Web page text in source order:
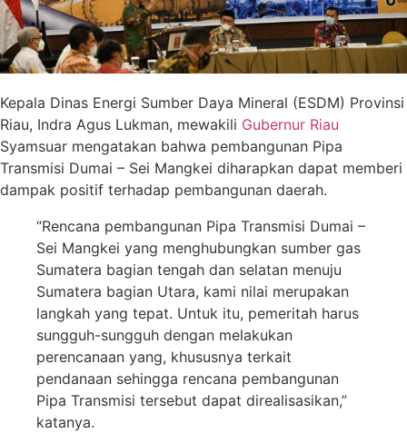
Kepala Dinas Energi Sumber Daya Mineral (ESDM) Provinsi
Riau, Indra Agus Lukman, mewakili Gubernur Riau
Syamsuar mengatakan bahwa pembangunan Pipa
Transmisi Dumai – Sei Mangkei diharapkan dapat memberi
dampak positif terhadap pembangunan daerah.
“Rencana pembangunan Pipa Transmisi Dumai –
Sei Mangkei yang menghubungkan sumber gas
Sumatera bagian tengah dan selatan menuju
Sumatera bagian Utara, kami nilai merupakan
langkah yang tepat. Untuk itu, pemeritah harus
sungguh-sungguh dengan melakukan
perencanaan yang, khususnya terkait
pendanaan sehingga rencana pembangunan
Pipa Transmisi tersebut dapat direalisasikan,”
katanya.